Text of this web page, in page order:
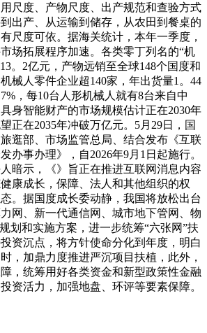
尺度、产物尺度、出产规范和查验方式
出产、从运输到储存，从农田到餐桌的
尺度可依。据海关统计，本年一季度，
场拓展程序加速。各类零丁列名的“机
。2亿元，产物远销至全球148个国度和
械人零件企业超140家，年出货量1。44
，每10台人形机械人就有8台来自中
身智能财产的市场规模估计正在2030年
正在2035年冲破万亿元。5月29日，国
逛部、市场监管总局、结合发布《互联
办事办理》，自2026年9月1日起施行。
暗示，《》旨正在推进互联网消息内容
康成长，保障、法人和其他组织的权
。据国度成长委动静，我国将放松出台
网、新一代通信网、城市地下管网、物
划和实施方案，进一步统筹“六张网”扶
资沉点，将方针使命分化到年度，明白
，加鼎力度推进严沉项目扶植，此外，
，统筹用好各类资金和新型政策性金融
资活力，加强地盘、环评等要素保障。